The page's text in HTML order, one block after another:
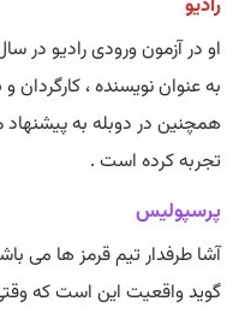
رادیو
به عنوان نویسنده ، کارگردان
همچنین در دوبله به
تجربه کرده است .
پرسپولیس
آشا طرفدار تیم قرمز ها می
گوید واقعیت این است که